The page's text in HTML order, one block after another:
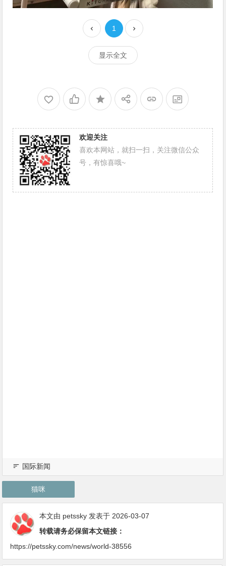
1
显示全文
欢迎关注
喜欢本网站，就扫一扫，关注微信公众
号，有惊喜哦~
国际新闻
猫咪
本文由 petssky 发表于 2026-03-07
转载请务必保留本文链接：
https://petssky.com/news/world-38556